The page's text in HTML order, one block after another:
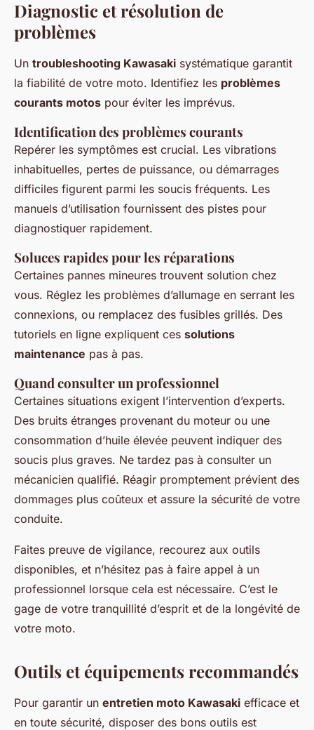
Diagnostic et résolution de
problèmes
Un troubleshooting Kawasaki systématique garantit
la fiabilité de votre moto. Identifiez les problèmes
courants motos pour éviter les imprévus.
Identification des problèmes courants
Repérer les symptômes est crucial. Les vibrations
inhabituelles, pertes de puissance, ou démarrages
difficiles figurent parmi les soucis fréquents. Les
manuels d’utilisation fournissent des pistes pour
diagnostiquer rapidement.
Soluces rapides pour les réparations
Certaines pannes mineures trouvent solution chez
vous. Réglez les problèmes d’allumage en serrant les
connexions, ou remplacez des fusibles grillés. Des
tutoriels en ligne expliquent ces solutions
maintenance pas à pas.
Quand consulter un professionnel
Certaines situations exigent l’intervention d’experts.
Des bruits étranges provenant du moteur ou une
consommation d’huile élevée peuvent indiquer des
soucis plus graves. Ne tardez pas à consulter un
mécanicien qualifié. Réagir promptement prévient des
dommages plus coûteux et assure la sécurité de votre
conduite.
Faites preuve de vigilance, recourez aux outils
disponibles, et n’hésitez pas à faire appel à un
professionnel lorsque cela est nécessaire. C’est le
gage de votre tranquillité d’esprit et de la longévité de
votre moto.
Outils et équipements recommandés
Pour garantir un entretien moto Kawasaki efficace et
en toute sécurité, disposer des bons outils est